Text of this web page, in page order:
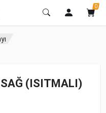
0
SAĞ (ISITMALI)